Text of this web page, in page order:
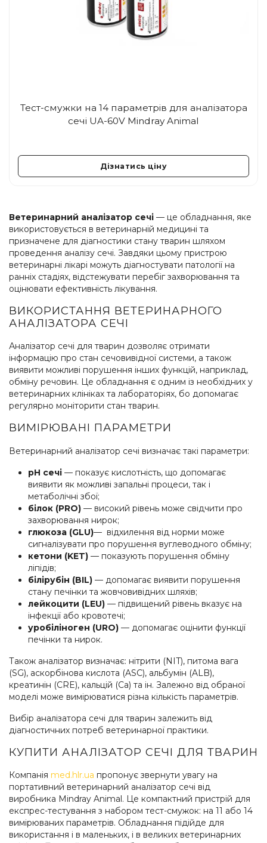
Тест-смужки на 14 параметрів для аналізатора
сечі UA-60V Mindray Animal
Дізнатись ціну
Ветеринарний аналізатор сечі — це обладнання, яке
використовується в ветеринарній медицині та
призначене для діагностики стану тварин шляхом
проведення аналізу сечі. Завдяки цьому пристрою
ветеринарні лікарі можуть діагностувати патології на
ранніх стадіях, відстежувати перебіг захворювання та
оцінювати ефективність лікування.
ВИКОРИСТАННЯ ВЕТЕРИНАРНОГО
АНАЛІЗАТОРА СЕЧІ
Аналізатор сечі для тварин дозволяє отримати
інформацію про стан сечовивідної системи, а також
виявити можливі порушення інших функцій, наприклад,
обміну речовин. Це обладнання є одним із необхідних у
ветеринарних клініках та лабораторіях, бо допомагає
регулярно моніторити стан тварин.
ВИМІРЮВАНІ ПАРАМЕТРИ
Ветеринарний аналізатор сечі визначає такі параметри:
pH сечі — показує кислотність, що допомагає
виявити як можливі запальні процеси, так і
метаболічні збої;
білок (PRO) — високий рівень може свідчити про
захворювання нирок;
глюкоза (GLU)— відхилення від норми може
сигналізувати про порушення вуглеводного обміну;
кетони (KET) — показують порушення обміну
ліпідів;
білірубін (BIL) — допомагає виявити порушення
стану печінки та жовчовивідних шляхів;
лейкоцити (LEU) — підвищений рівень вказує на
інфекції або кровотечі;
уробіліноген (URO) — допомагає оцінити функції
печінки та нирок.
Також аналізатор визначає: нітрити (NIT), питома вага
(SG), аскорбінова кислота (ASC), альбумін (ALB),
креатинін (CRE), кальцій (Ca) та ін. Залежно від обраної
моделі може вимірюватися різна кількість параметрів.
Вибір аналізатора сечі для тварин залежить від
діагностичних потреб ветеринарної практики.
КУПИТИ АНАЛІЗАТОР СЕЧІ ДЛЯ ТВАРИН
Компанія med.hlr.ua пропонує звернути увагу на
портативний ветеринарний аналізатор сечі від
виробника Mindray Animal. Це компактний пристрій для
експрес-тестування з набором тест-смужок: на 11 або 14
вимірюваних параметрів. Обладнання підійде для
використання і в маленьких, і в великих ветеринарних